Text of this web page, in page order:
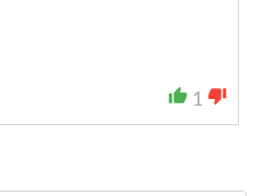
thumb_up 1 thumb_down